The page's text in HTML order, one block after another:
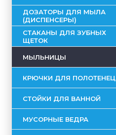
ДОЗАТОРЫ ДЛЯ МЫЛА
(ДИСПЕНСЕРЫ)
СТАКАНЫ ДЛЯ ЗУБНЫХ
ЩЕТОК
МЫЛЬНИЦЫ
КРЮЧКИ ДЛЯ ПОЛОТЕНЕЦ
СТОЙКИ ДЛЯ ВАННОЙ
МУСОРНЫЕ ВЕДРА